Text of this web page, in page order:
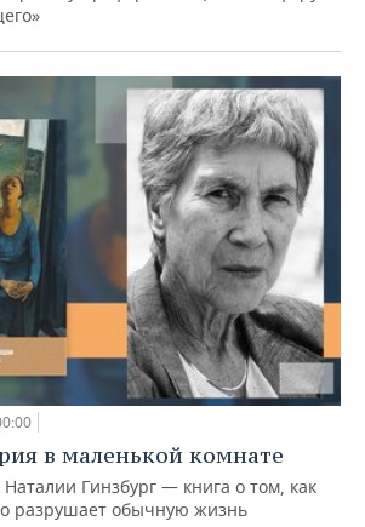
в маленькой комнате
Гинзбург — книга о том, как
разрушает обычную жизнь